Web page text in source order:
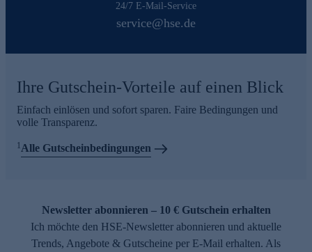
24/7 E-Mail-Service
service@hse.de
Ihre Gutschein-Vorteile auf einen Blick
Einfach einlösen und sofort sparen. Faire Bedingungen und
volle Transparenz.
1Alle Gutscheinbedingungen
Newsletter abonnieren – 10 € Gutschein erhalten
Ich möchte den HSE-Newsletter abonnieren und aktuelle
Trends, Angebote & Gutscheine per E-Mail erhalten. Als